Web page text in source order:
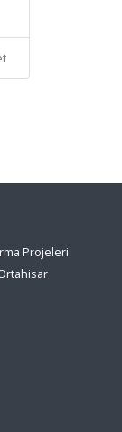
Projeleri